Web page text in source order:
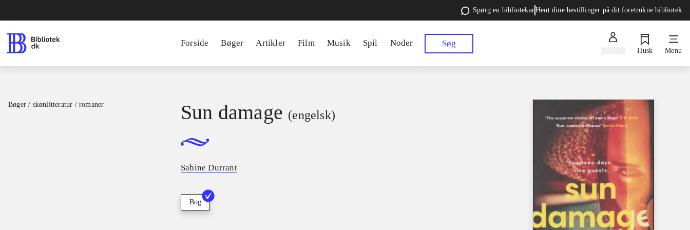
Spørg en bibliotekarHent dine bestillinger på dit foretrukne bibliotek
Forside Bøger Artikler Film Musik Spil Noder Søg
Husk Menu
Bøger / skønlitteratur / romaner Sun damage (engelsk)
Sabine Durrant
Bog